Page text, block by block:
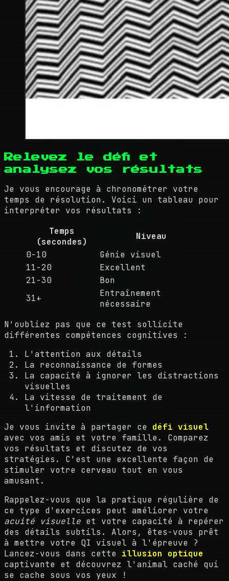
Relevez le défi et
analysez vos résultats
Je vous encourage à chronométrer votre
temps de résolution. Voici un tableau pour
interpréter vos résultats :
Temps
(secondes)
Niveau
0-10
Génie visuel
11-20
Excellent
21-30
Bon
31+
Entraînement
nécessaire
N'oubliez pas que ce test sollicite
différentes compétences cognitives :
L'attention aux détails
La reconnaissance de formes
La capacité à ignorer les distractions
visuelles
La vitesse de traitement de
l'information
Je vous invite à partager ce défi visuel
avec vos amis et votre famille. Comparez
vos résultats et discutez de vos
stratégies. C'est une excellente façon de
stimuler votre cerveau tout en vous
amusant.
Rappelez-vous que la pratique régulière de
ce type d'exercices peut améliorer votre
acuité visuelle et votre capacité à repérer
des détails subtils. Alors, êtes-vous prêt
à mettre votre QI visuel à l'épreuve ?
Lancez-vous dans cette illusion optique
captivante et découvrez l'animal caché qui
se cache sous vos yeux !